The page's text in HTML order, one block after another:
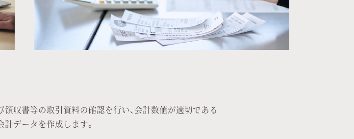
領収書等の取引資料の確認を行い、会計数値が適切である
計データを作成します。